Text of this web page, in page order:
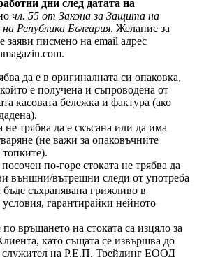
дни след датата на
чл. 55 от Закона за Защита на
Република България. Желание за
заяви писмено на email адрес
.
да е в оригиналната си опаковка,
е получена и съпроводена от
касовата бележка и фактура (ако
не трябва да е скъсана или да има
(не важи за опаковъчните
по-горе стоката не трябва да
външни/вътрешни следи от употреба
бъде съхранявана грижливо в
гарантирайки нейното
по връщането на стоката са изцяло за
като същата се извършва до
служител на Р.Е.П. Трейдинг ЕООД